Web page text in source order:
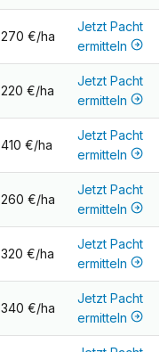
270 €/ha
Jetzt Pacht
ermitteln
220 €/ha
Jetzt Pacht
ermitteln
410 €/ha
Jetzt Pacht
ermitteln
260 €/ha
Jetzt Pacht
ermitteln
320 €/ha
Jetzt Pacht
ermitteln
340 €/ha
Jetzt Pacht
ermitteln